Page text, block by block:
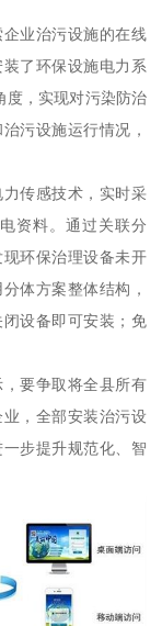
业治污设施的在线
了环保设施电力系
度，实现对污染防治
污设施运行情况，
传感技术，实时采
资料。通过关联分
环保治理设备未开
体方案整体结构，
设备即可安装；免
要争取将全县所有
，全部安装治污设
步提升规范化、智